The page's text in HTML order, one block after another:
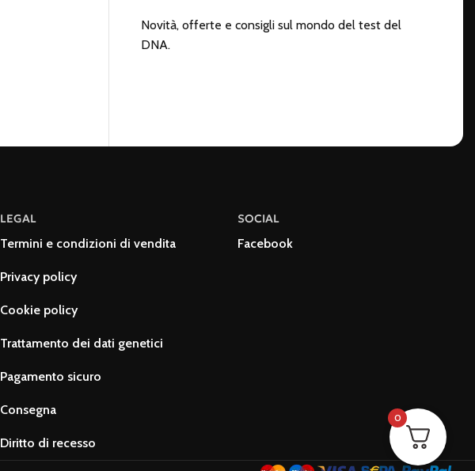
Novità, offerte e consigli sul mondo del test del
DNA.
LEGAL
Termini e condizioni di vendita
Privacy policy
Cookie policy
Trattamento dei dati genetici
Pagamento sicuro
Consegna
Diritto di recesso
SOCIAL
Facebook
0